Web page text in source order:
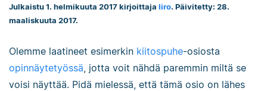
Julkaistu 1. helmikuuta 2017 kirjoittaja Iiro. Päivitetty: 28.
maaliskuuta 2017.
Olemme laatineet esimerkin kiitospuhe-osiosta
opinnäytetyössä , jotta voit nähdä paremmin miltä se
voisi näyttää. Pidä mielessä, että tämä osio on lähes